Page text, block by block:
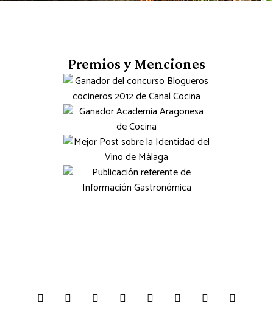
Premios y Menciones